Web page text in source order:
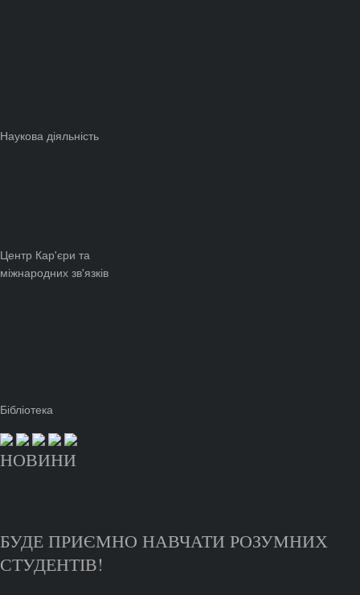
Наукова діяльність
Центр Кар'єри та
міжнародних зв'язків
Бібліотека
НОВИНИ
БУДЕ ПРИЄМНО НАВЧАТИ РОЗУМНИХ
СТУДЕНТІВ!